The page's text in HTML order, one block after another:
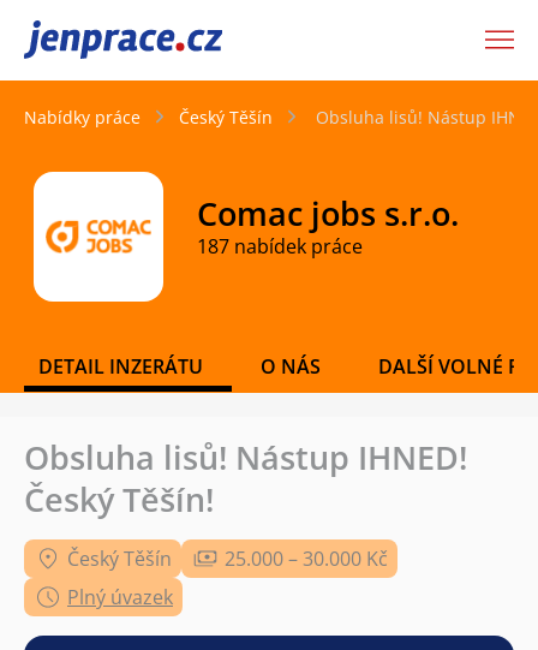
JenPráce.cz
Nabídky práce Český Těšín Obsluha lisů! Nástup
Comac jobs s.r.o.
187 nabídek práce
DETAIL INZERÁTU O NÁS DALŠÍ VOLNÉ
Obsluha lisů! Nástup IHNED!
Český Těšín!
Český Těšín
25.000 – 30.000 Kč
Plný úvazek